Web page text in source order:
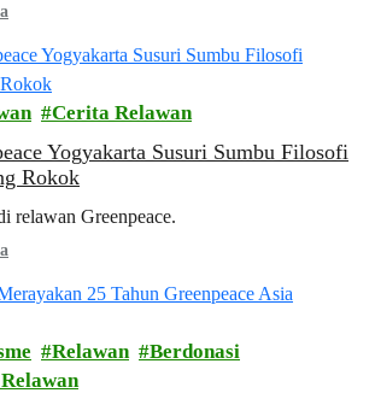
Cerita Relawan
Yogyakarta Susuri Sumbu Filosofi
Rokok
relawan Greenpeace.
Relawan
Berdonasi